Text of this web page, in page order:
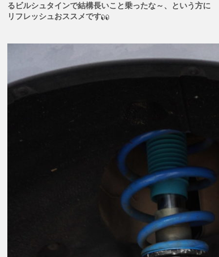
るビルシュタインで結構長いこと乗ったな～、という方に
リフレッシュおススメです